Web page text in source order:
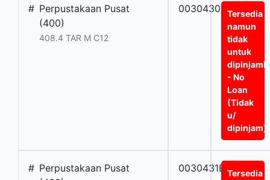
# Perpustakaan Pusat
(400)
408.4 TAR M C12
0030430BTTersedia
namun
tidak
untuk
- No
Loan
(Tidak
u/
dipinjam)
# Perpustakaan Pusat
0030431BTTersedia